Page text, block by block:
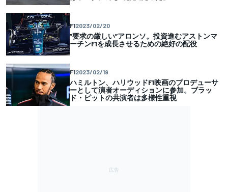
F12023/02/20
”要求の厳しい”アロンソ。投資進むアストンマ
ーチンF1を成長させるための絶好の配役
F12023/02/19
ハミルトン、ハリウッドF1映画のプロデューサ
ーとして演者オーディションに参加。ブラッ
ド・ピットの共演者は多様性重視